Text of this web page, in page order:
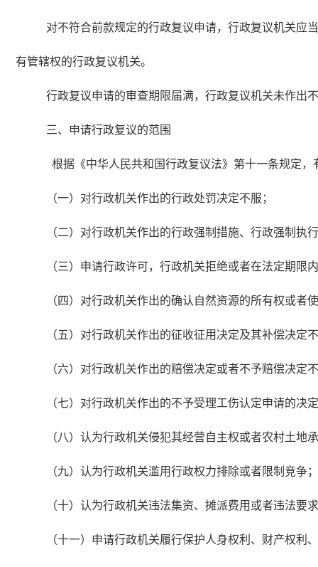
对不符合前款规定的行政复议申请，行政复议机关应
有管辖权的行政复议机关。
行政复议申请的审查期限届满，行政复议机关未作出
三、申请行政复议的范围
根据《中华人民共和国行政复议法》第十一条规定
（一）对行政机关作出的行政处罚决定不服；
（二）对行政机关作出的行政强制措施、行政强制执
（三）申请行政许可，行政机关拒绝或者在法定期
（四）对行政机关作出的确认自然资源的所有权或者
（五）对行政机关作出的征收征用决定及其补偿决定
（六）对行政机关作出的赔偿决定或者不予赔偿决定
（七）对行政机关作出的不予受理工伤认定申请的决
（八）认为行政机关侵犯其经营自主权或者农村土地
（九）认为行政机关滥用行政权力排除或者限制竞争；
（十）认为行政机关违法集资、摊派费用或者违法要
（十一）申请行政机关履行保护人身权利、财产权